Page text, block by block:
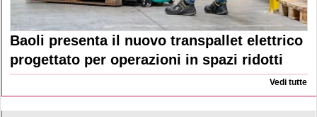
Baoli presenta il nuovo transpallet elettrico
progettato per operazioni in spazi ridotti
Vedi tutte